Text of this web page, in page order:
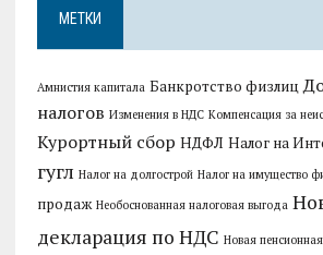
МЕТКИ
Амнистия капитала Банкротство физлиц
налогов Изменения в НДС Компенсация за
Курортный сбор НДФЛ Налог на
гугл Налог на долгострой Налог на имущество
продаж Необоснованная налоговая выгода
декларация по НДС Новая